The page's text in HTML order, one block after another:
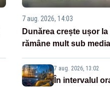
7 aug. 2026, 14:03
Dunărea crește ușor
rămâne mult sub
7 aug. 2026, 13:02
În intervalul